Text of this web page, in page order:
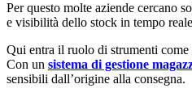
Per questo molte aziende cercano
e visibilità dello stock in tempo
Qui entra il ruolo di strumenti come
Con un sistema di gestione
sensibili dall’origine alla consegna.